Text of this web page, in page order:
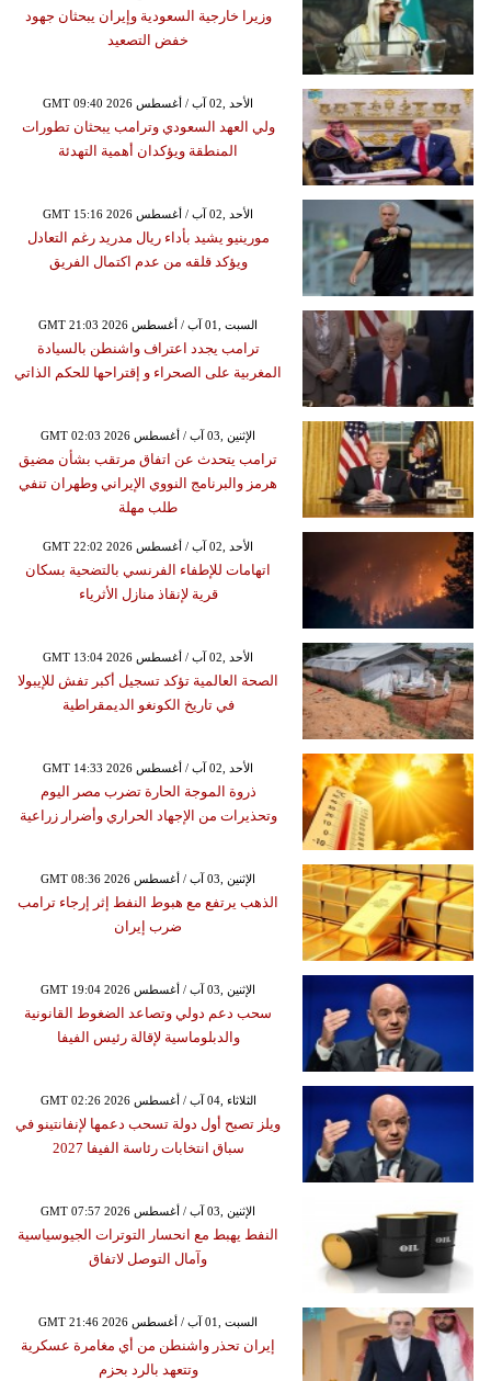
وزيرا خارجية السعودية وإيران يبحثان جهود
خفض التصعيد
GMT 09:40 2026 الأحد ,02 آب / أغسطس
ولي العهد السعودي وترامب يبحثان تطورات
المنطقة ويؤكدان أهمية التهدئة
GMT 15:16 2026 الأحد ,02 آب / أغسطس
مورينيو يشيد بأداء ريال مدريد رغم التعادل
ويؤكد قلقه من عدم اكتمال الفريق
GMT 21:03 2026 السبت ,01 آب / أغسطس
ترامب يجدد اعتراف واشنطن بالسيادة
المغربية على الصحراء و إقتراحها للحكم الذاتي
GMT 02:03 2026 الإثنين ,03 آب / أغسطس
ترامب يتحدث عن اتفاق مرتقب بشأن مضيق
هرمز والبرنامج النووي الإيراني وطهران تنفي
طلب مهلة
GMT 22:02 2026 الأحد ,02 آب / أغسطس
اتهامات للإطفاء الفرنسي بالتضحية بسكان
قرية لإنقاذ منازل الأثرياء
GMT 13:04 2026 الأحد ,02 آب / أغسطس
الصحة العالمية تؤكد تسجيل أكبر تفش للإيبولا
في تاريخ الكونغو الديمقراطية
GMT 14:33 2026 الأحد ,02 آب / أغسطس
ذروة الموجة الحارة تضرب مصر اليوم
وتحذيرات من الإجهاد الحراري وأضرار زراعية
GMT 08:36 2026 الإثنين ,03 آب / أغسطس
الذهب يرتفع مع هبوط النفط إثر إرجاء ترامب
ضرب إيران
GMT 19:04 2026 الإثنين ,03 آب / أغسطس
سحب دعم دولي وتصاعد الضغوط القانونية
والدبلوماسية لإقالة رئيس الفيفا
GMT 02:26 2026 الثلاثاء ,04 آب / أغسطس
ويلز تصبح أول دولة تسحب دعمها لإنفانتينو في
سباق انتخابات رئاسة الفيفا 2027
GMT 07:57 2026 الإثنين ,03 آب / أغسطس
النفط يهبط مع انحسار التوترات الجيوسياسية
وآمال التوصل لاتفاق
GMT 21:46 2026 السبت ,01 آب / أغسطس
إيران تحذر واشنطن من أي مغامرة عسكرية
وتتعهد بالرد بحزم